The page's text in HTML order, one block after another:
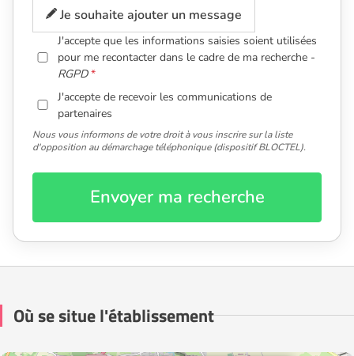
Je souhaite ajouter un message
J'accepte que les informations saisies soient utilisées
pour me recontacter dans le cadre de ma recherche -
RGPD
J'accepte de recevoir les communications de
partenaires
Nous vous informons de votre droit à vous inscrire sur la liste
d'opposition au démarchage téléphonique (dispositif BLOCTEL).
Envoyer ma recherche
Où se situe l'établissement